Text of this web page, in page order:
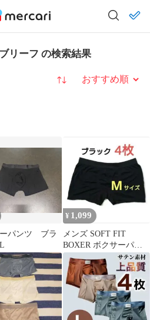
リーフ の検索結果
並び替え
パンツ ブラ
¥ 1,099
メンズ SOFT FIT
BOXER ボクサーパン
ツ 4枚セット M